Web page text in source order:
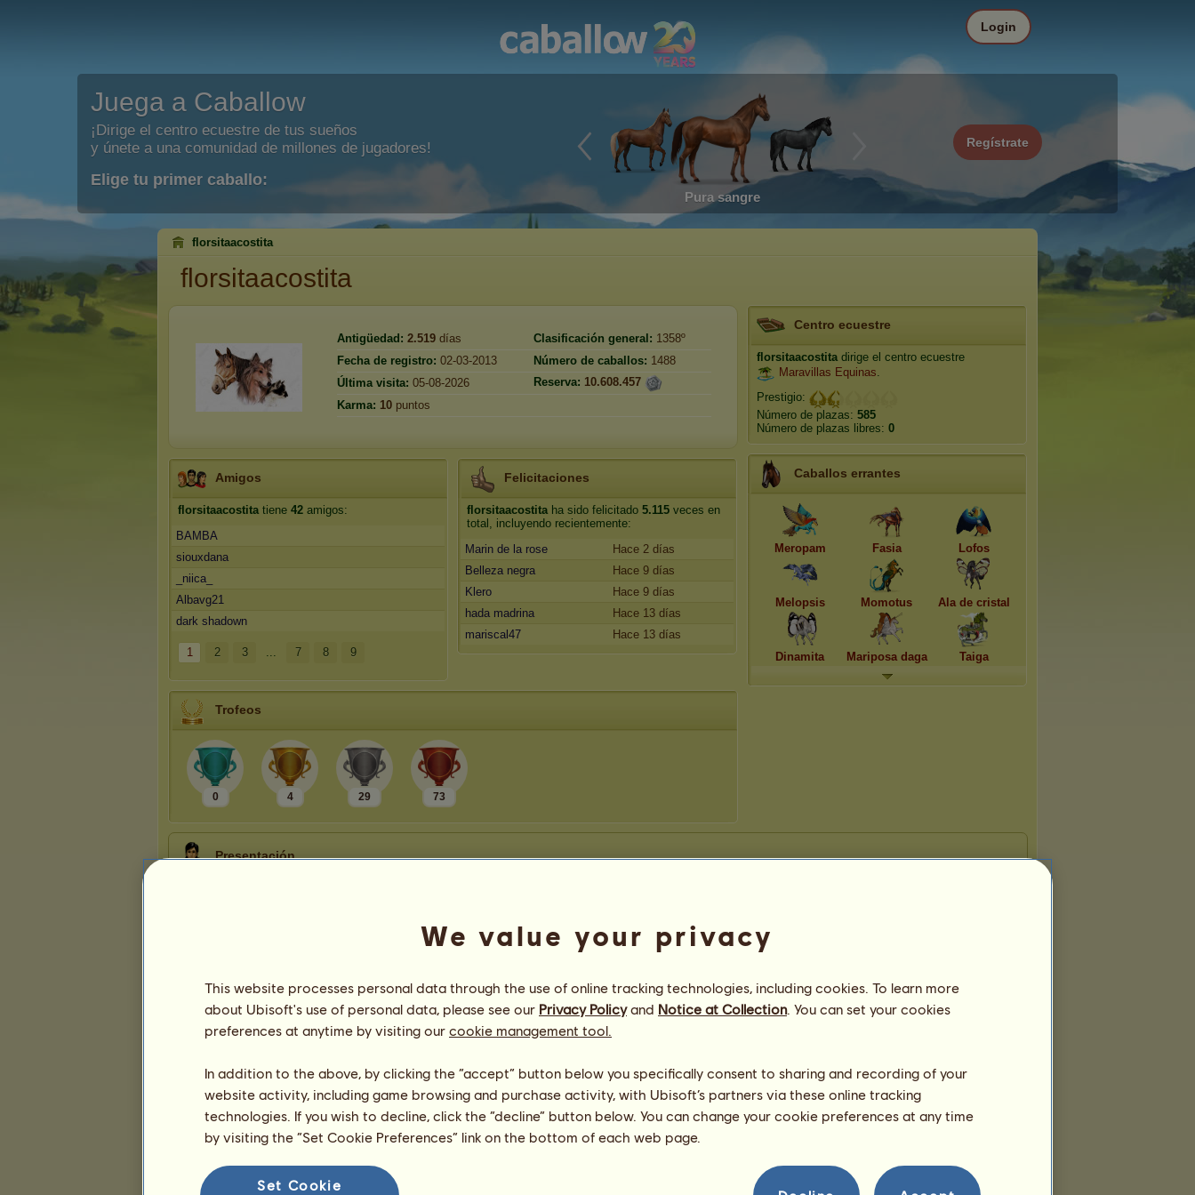
Juega a Caballow
¡Dirige el centro ecuestre de tus sueños
y únete a una comunidad de millones de jugadores!
Elige tu primer caballo:
Pura sangre
Regístrate
Login
florsitaacostita
florsitaacostita
Antigüedad: 2.519 días Clasificación general: 1358º
Fecha de registro: 02-03-2013 Número de caballos: 1488
Última visita: 05-08-2026 Reserva: 10.608.457
Karma: 10 puntos
Amigos
florsitaacostitatiene 42 amigos:
BAMBA
siouxdana
_niica_
Albavg21
dark shadown
1 2 3 ... 7 8 9
Felicitaciones
florsitaacostitaha sido felicitado 5.115 veces en
total, incluyendo recientemente:
Marin de la rose
Hace 2 días
Belleza negra
Hace 9 días
Klero
Hace 9 días
hada madrina
Hace 13 días
mariscal47
Hace 13 días
Trofeos
0 4 29 73
Centro ecuestre
florsitaacostitadirige el centro ecuestre
Maravillas Equinas.
Prestigio:
Número de plazas: 585
Número de plazas libres: 0
Caballos errantes
Meropam Fasia Lofos
Melopsis Momotus Ala de cristal
Dinamita Mariposa daga Taiga
Presentación
We value your privacy
This website processes personal data through the use of online tracking technologies, including cookies. To learn more
about Ubisoft's use of personal data, please see our Privacy Policyand Notice at Collection. You can set your cookies
preferences at anytime by visiting our cookie management tool.
In addition to the above, by clicking the “accept” button below you specifically consent to sharing and recording of your
website activity, including game browsing and purchase activity, with Ubisoft’s partners via these online tracking
technologies. If you wish to decline, click the “decline” button below. You can change your cookie preferences at any time
by visiting the “Set Cookie Preferences” link on the bottom of each web page.
Set Cookie